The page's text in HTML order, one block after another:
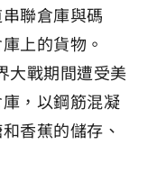
聯倉庫與碼
上的貨物。
大戰期間遭受美
，以鋼筋混凝
香蕉的儲存、